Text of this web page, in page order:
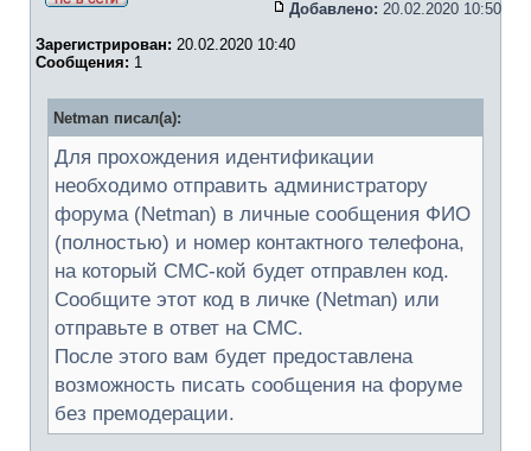
Добавлено: 20.02.2020 10:50
Зарегистрирован: 20.02.2020 10:40
Сообщения: 1
Netman писал(а):
Для прохождения идентификации
необходимо отправить администратору
форума (Netman) в личные сообщения ФИО
(полностью) и номер контактного телефона,
на который СМС-кой будет отправлен код.
Сообщите этот код в личке (Netman) или
отправьте в ответ на СМС.
После этого вам будет предоставлена
возможность писать сообщения на форуме
без премодерации.